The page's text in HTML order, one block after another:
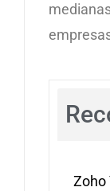
Zoho